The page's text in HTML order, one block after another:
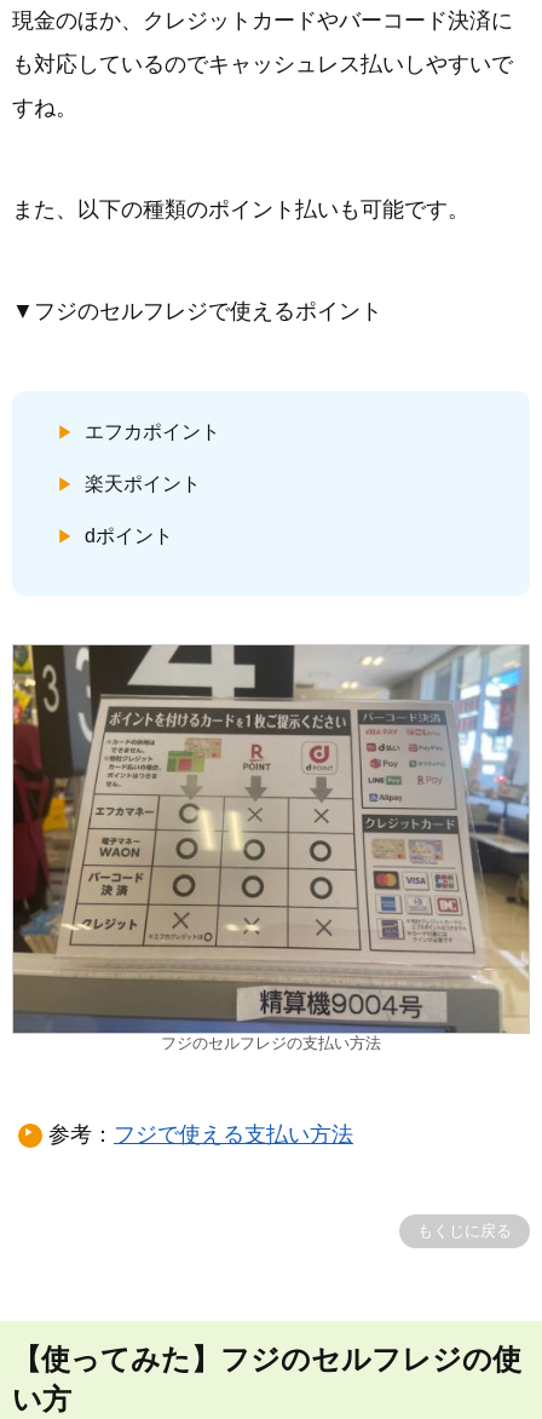
現金のほか、クレジットカードやバーコード決済に
も対応しているのでキャッシュレス払いしやすいで
すね。
また、以下の種類のポイント払いも可能です。
▼フジのセルフレジで使えるポイント
エフカポイント
楽天ポイント
dポイント
フジのセルフレジの支払い方法
参考： フジで使える支払い方法
もくじに戻る
【使ってみた】フジのセルフレジの使
い方